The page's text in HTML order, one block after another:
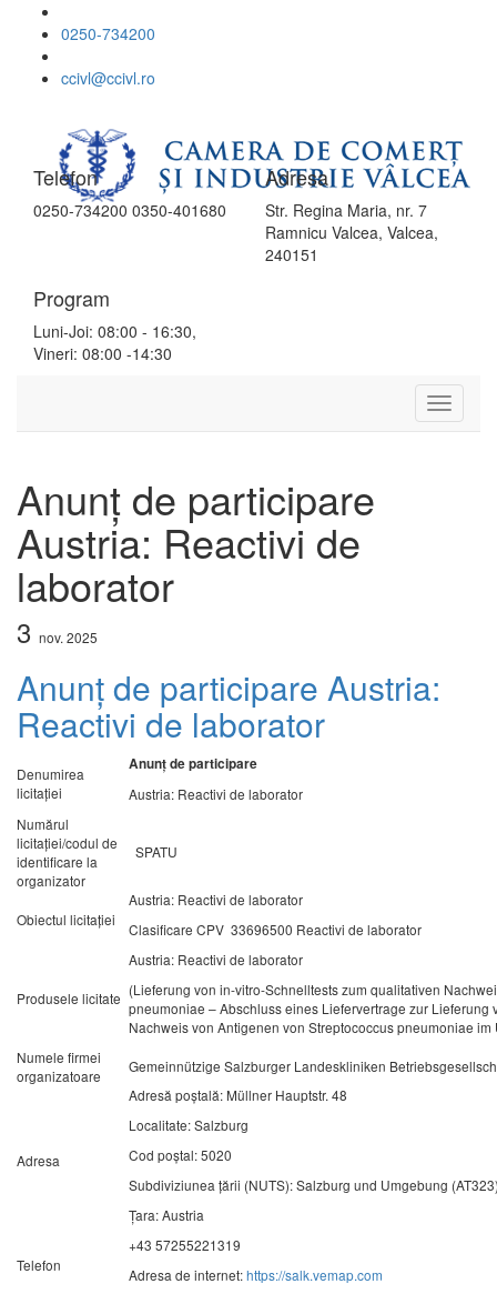
0250-734200
ccivl@ccivl.ro
Telefon
0250-734200 0350-401680
Adresa
Str. Regina Maria, nr. 7
Ramnicu Valcea, Valcea,
240151
Program
Luni-Joi: 08:00 - 16:30,
Vineri: 08:00 -14:30
Toggle
Anunț de participare
Austria: Reactivi de
laborator
3 nov. 2025
Anunț de participare Austria:
Reactivi de laborator
Denumirea
licitaţiei
Anunț de participare
Austria: Reactivi de laborator
Numărul
licitaţiei/codul de
identificare la
organizator
SPATU
Obiectul licitaţiei
Austria: Reactivi de laborator
Clasificare CPV 33696500 Reactivi de laborator
Produsele licitate
Austria: Reactivi de laborator
(Lieferung von in-vitro-Schnelltests zum qualitativen
pneumoniae – Abschluss eines Liefervertrage zur
Nachweis von Antigenen von Streptococcus pneumoniae im
Numele firmei
organizatoare
Gemeinnützige Salzburger Landeskliniken
Adresa
Adresă poștală: Müllner Hauptstr. 48
Localitate: Salzburg
Cod poștal: 5020
Subdiviziunea țării (NUTS): Salzburg und Umgebung
Țara: Austria
Telefon
+43 57255221319
Adresa de internet:https://salk.vemap.com